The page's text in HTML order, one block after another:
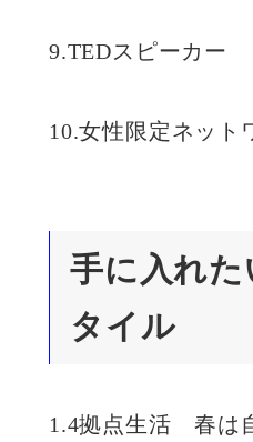
9.TEDスピーカー
10.女性限定ネット
手に入れ
タイル
1.4拠点生活 春は